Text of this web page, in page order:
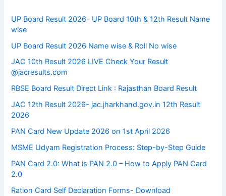
UP Board Result 2026- UP Board 10th & 12th Result Name
wise
UP Board Result 2026 Name wise & Roll No wise
JAC 10th Result 2026 LIVE Check Your Result
@jacresults.com
RBSE Board Result Direct Link : ​Rajasthan Board Result
JAC 12th Result 2026- jac.jharkhand.gov.in 12th Result
2026
PAN Card New Update 2026 on 1st April 2026
MSME Udyam Registration Process: Step-by-Step Guide
PAN Card 2.0: What is PAN 2.0 – How to Apply PAN Card
2.0
Ration Card Self Declaration Forms- Download